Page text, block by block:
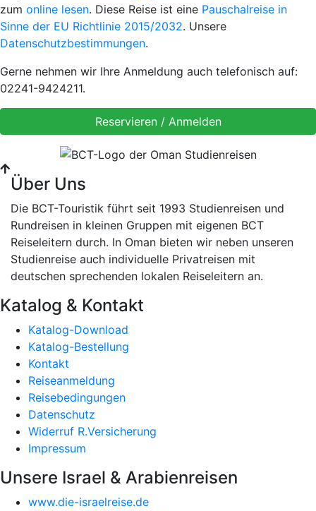
zum online lesen. Diese Reise ist eine Pauschalreise in
Sinne der EU Richtlinie 2015/2032. Unsere
Datenschutzbestimmungen.
Gerne nehmen wir Ihre Anmeldung auch telefonisch auf:
02241-9424211.
Über Uns
Die BCT-Touristik führt seit 1993 Studienreisen und
Rundreisen in kleinen Gruppen mit eigenen BCT
Reiseleitern durch. In Oman bieten wir neben unseren
Studienreise auch individuelle Privatreisen mit
deutschen sprechenden lokalen Reiseleitern an.
Katalog & Kontakt
Katalog-Download
Katalog-Bestellung
Kontakt
Reiseanmeldung
Reisebedingungen
Datenschutz
Widerruf R.Versicherung
Impressum
Unsere Israel & Arabienreisen
www.die-israelreise.de